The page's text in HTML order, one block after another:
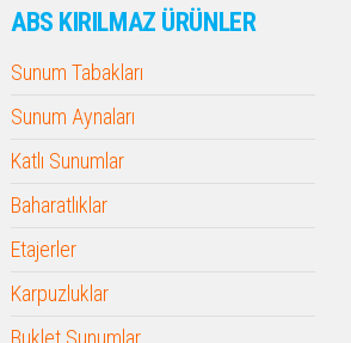
ABS KIRILMAZ ÜRÜNLER
Sunum Tabakları
Sunum Aynaları
Katlı Sunumlar
Baharatlıklar
Etajerler
Karpuzluklar
Buklet Sunumlar